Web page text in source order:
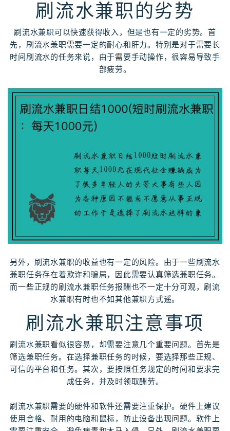
刷流水兼职的劣势
刷流水兼职可以快速获得收入，但是也有一定的劣势。首
先，刷流水兼职需要一定的耐心和肝力。特别是对于需要长
时间刷流水的任务来说，由于需要手动操作，很容易导致手
部疲劳。
另外，刷流水兼职的收益也有一定的风险。由于一些刷流水
兼职任务存在着欺诈和骗局，因此需要认真筛选兼职任务。
而一些正规的刷流水兼职任务报酬也不一定十分可观，刷流
水兼职有时也不如其他兼职方式遥。
刷流水兼职注意事项
刷流水兼职看似很容易，却需要注意几个重要问题。首先是
筛选兼职任务。在选择兼职任务的时候，要选择那些正规、
可信的平台和任务。其次，要按照任务规定的时间和要求完
成任务，并及时领取酬劳。
刷流水兼职需要的硬件和软件还需要注重保护。硬件上建议
使用合格、耐用的电脑和鼠标，防止设备出现问题。软件上